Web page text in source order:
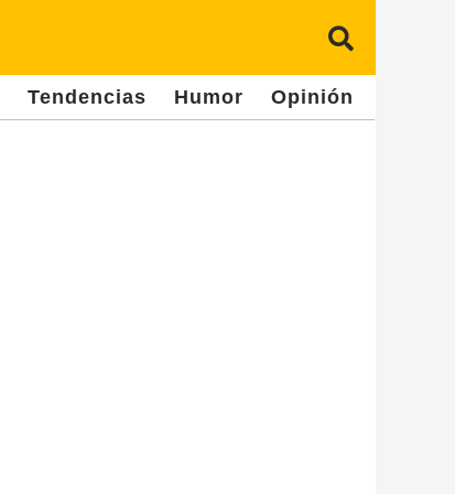
Tendencias Humor Opinión